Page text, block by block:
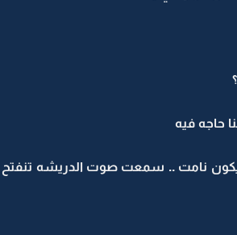
حاجه فيه
نامت .. سمعت صوت الدريشه تنفتح ..